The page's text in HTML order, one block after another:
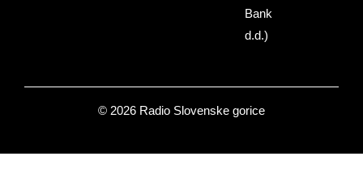
Bank
d.d.)
© 2026 Radio Slovenske gorice